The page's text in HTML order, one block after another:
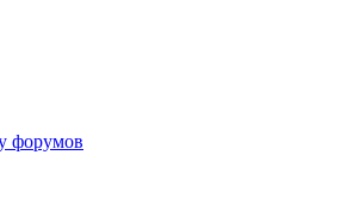
форумов